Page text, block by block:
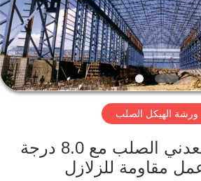
ورشة الهيكل الصلب
بناء الإطار المعدني الصلب مع 8.0 درجة
مقاومة للزلازل